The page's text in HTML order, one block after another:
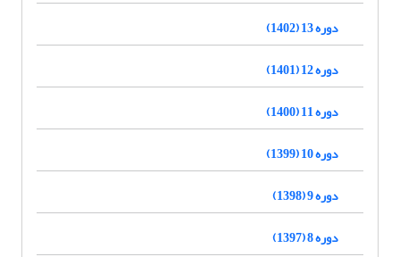
دوره 13 (1402)
دوره 12 (1401)
دوره 11 (1400)
دوره 10 (1399)
دوره 9 (1398)
دوره 8 (1397)